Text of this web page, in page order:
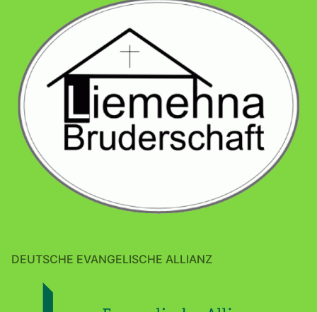
DEUTSCHE EVANGELISCHE ALLIANZ